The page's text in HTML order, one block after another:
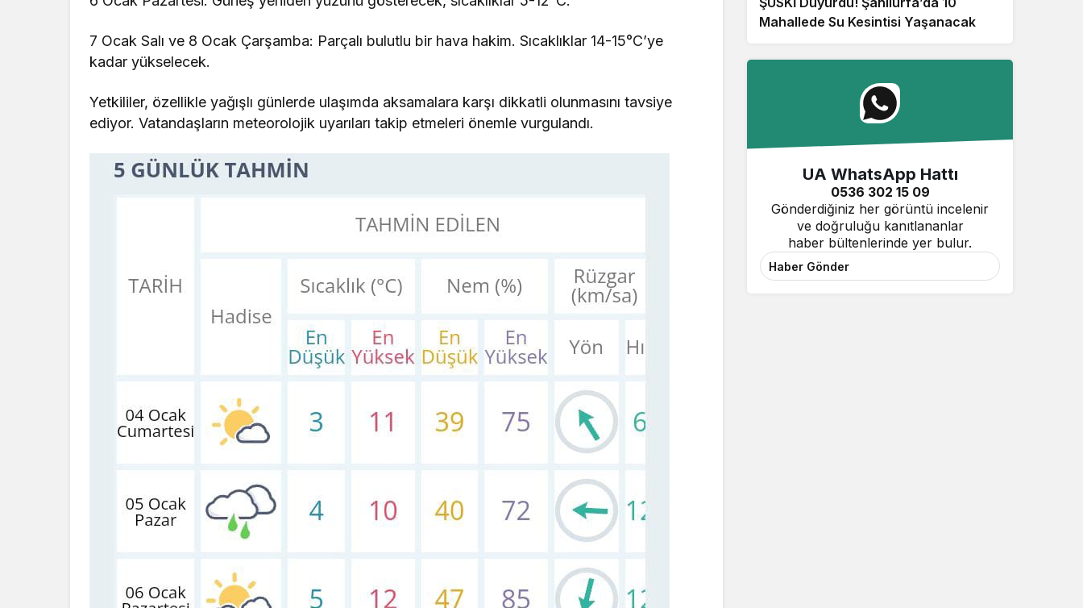
7 Ocak Salı ve 8 Ocak Çarşamba: Parçalı bulutlu bir hava hakim. Sıcaklıklar 14-15°C’ye
kadar yükselecek.
Yetkililer, özellikle yağışlı günlerde ulaşımda aksamalara karşı dikkatli olunmasını tavsiye
ediyor. Vatandaşların meteorolojik uyarıları takip etmeleri önemle vurgulandı.
Mahallede Su Kesintisi Yaşanacak
UA WhatsApp Hattı
0536 302 15 09
Gönderdiğiniz her görüntü incelenir
ve doğruluğu kanıtlananlar
haber bültenlerinde yer bulur.
Haber Gönder